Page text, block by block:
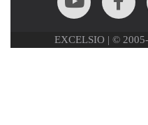
EXCELSIO | ©